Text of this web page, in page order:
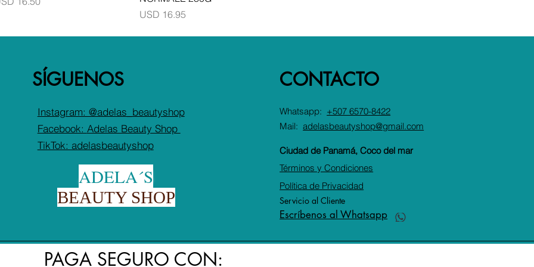
Precio
USD 16.95
SÍGUENOS
Instagram: @adelas_beautyshop
Facebook: Adelas Beauty Shop
TikTok: adelasbeautyshop
ADELA´S
BEAUTY SHOP
CONTACTO
Whatsapp: +507 6570-8422
Mail:adelasbeautyshop@gmail.com
Ciudad de Panamá, Coco del mar
Términos y Condiciones
Política de Privacidad
Servicio al Cliente
Escríbenos al Whatsapp
PAGA SEGURO CON: